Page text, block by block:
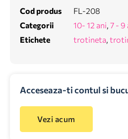
Cod produs
FL-208
Categorii
10- 12 ani 7 - 9
Etichete
trotineta
Acceseaza-ti contul si
Vezi acum